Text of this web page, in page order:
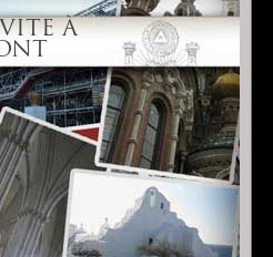
Participez !
l'introduction
À